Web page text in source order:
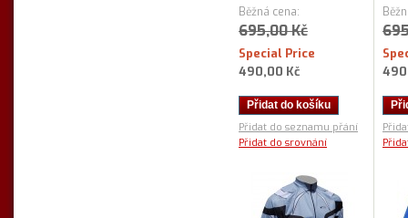
Běžná cena:
695,00 Kč
Special Price
490,00 Kč
Přidat do košíku
Přidat do seznamu přání
Přidat do srovnání